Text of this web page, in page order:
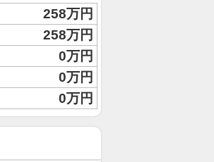
258万円
258万円
0万円
0万円
0万円